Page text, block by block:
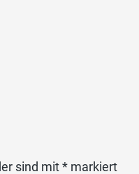
sind mit* markiert